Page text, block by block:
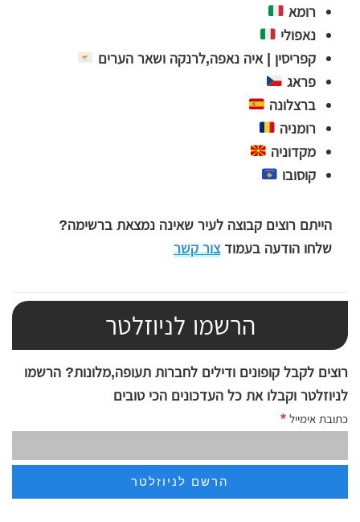
רומא
נאפולי
קפריסין | איה נאפה,לרנקה ושאר הערים
פראג
ברצלונה
רומניה
מקדוניה
קוסובו
הייתם רוצים קבוצה לעיר שאינה נמצאת ברשימה?
שלחו הודעה בעמודצור קשר
הרשמו לניוזלטר
רוצים לקבל קופונים ודילים לחברות תעופה,מלונות? הרשמו
לניוזלטר וקבלו את כל העדכונים הכי טובים
כתובת אימייל *